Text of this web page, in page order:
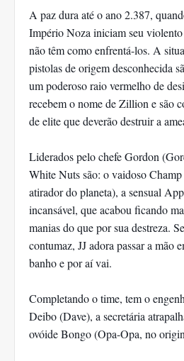
A paz dura até o ano 2.387,
Império Noza iniciam seu violento
não têm como enfrentá-los. A
pistolas de origem desconhecida
um poderoso raio vermelho de
recebem o nome de Zillion e são
de elite que deverão destruir a
Liderados pelo chefe Gordon
White Nuts são: o vaidoso
atirador do planeta), a sensual
incansável, que acabou ficando
manias do que por sua destreza.
contumaz, JJ adora passar a mão
banho e por aí vai.
Completando o time, tem o
Deibo (Dave), a secretária
ovóide Bongo (Opa-Opa, no